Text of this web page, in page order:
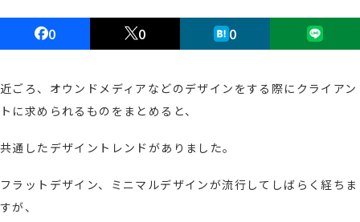
0 0 0
近ごろ、オウンドメディアなどのデザインをする際にクライアン
トに求められるものをまとめると、
共通したデザイントレンドがありました。
フラットデザイン、ミニマルデザインが流行してしばらく経ちま
すが、